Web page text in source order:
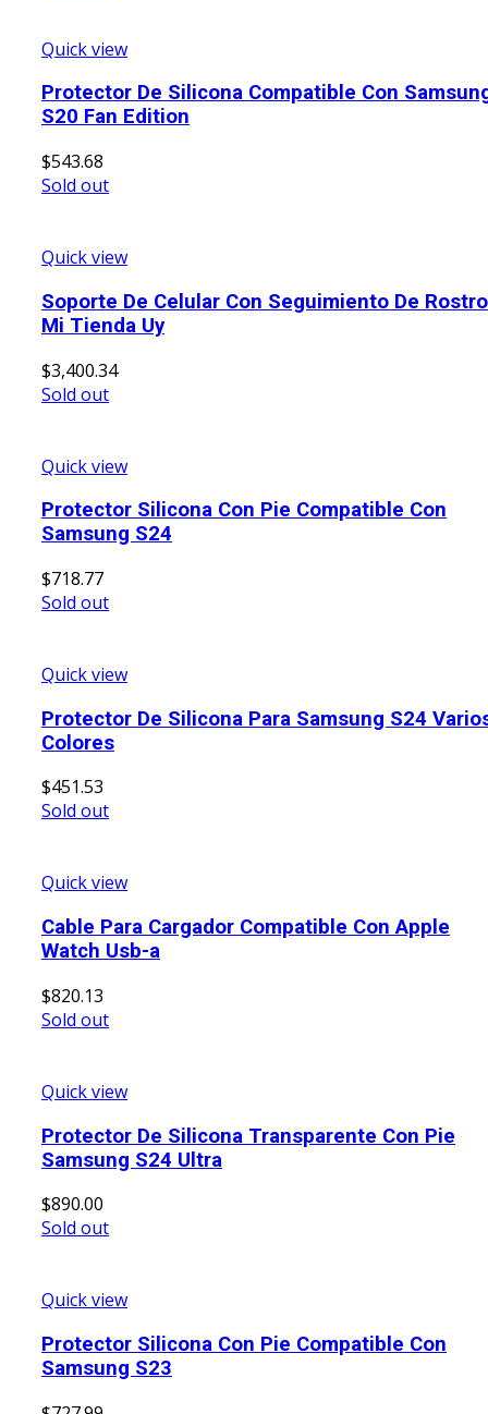
Quick view
Protector De Silicona Compatible Con
S20 Fan Edition
$543.68
Sold out
Quick view
Soporte De Celular Con Seguimiento De Rostro
Mi Tienda Uy
$3,400.34
Sold out
Quick view
Protector Silicona Con Pie Compatible Con
Samsung S24
$718.77
Sold out
Quick view
Protector De Silicona Para Samsung S24
Colores
$451.53
Sold out
Quick view
Cable Para Cargador Compatible Con Apple
Watch Usb-a
$820.13
Sold out
Quick view
Protector De Silicona Transparente Con Pie
Samsung S24 Ultra
$890.00
Sold out
Quick view
Protector Silicona Con Pie Compatible Con
Samsung S23